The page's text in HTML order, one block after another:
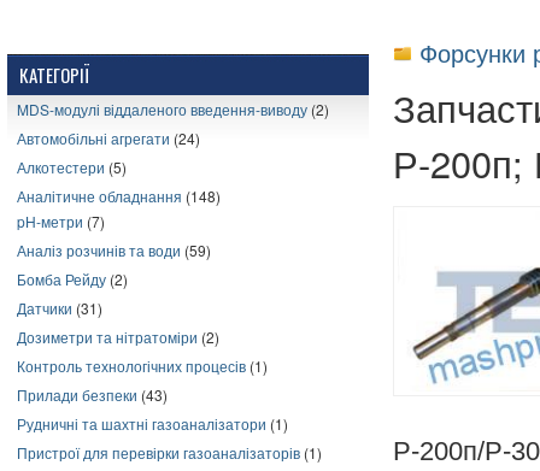
КАТЕГОРІЇ
MDS-модулі віддаленого введення-виводу (2)
Автомобільні агрегати (24)
Алкотестери (5)
Аналітичне обладнання (148)
pH-метри (7)
Аналіз розчинів та води (59)
Бомба Рейду (2)
Датчики (31)
Дозиметри та нітратоміри (2)
Контроль технологічних процесів (1)
Прилади безпеки (43)
Рудничні та шахтні газоаналізатори (1)
Пристрої для перевірки газоаналізаторів (1)
Форсунки
Р-200п;
Р-200п/Р-